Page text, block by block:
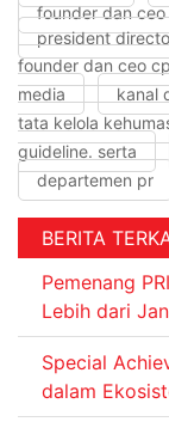
founder dan
president
founder dan ceo
media
kanal
tata kelola
guideline. serta
departemen pr
BERITA
Pemenang
Lebih dari
Special
dalam